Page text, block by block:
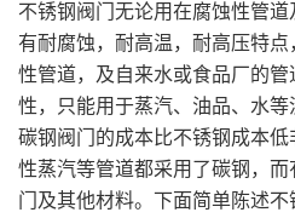
不锈钢阀门无论用在腐蚀性管
有耐腐蚀，耐高温，耐高压特
性管道，及自来水或食品厂的
性，只能用于蒸汽、油品、水
碳钢阀门的成本比不锈钢成本
性蒸汽等管道都采用了碳钢，
门及其他材料。下面简单陈述